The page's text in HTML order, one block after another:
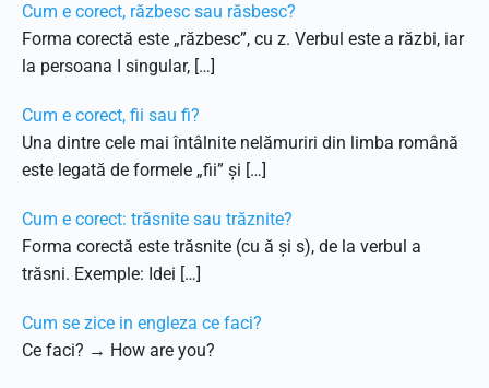
Cum e corect, răzbesc sau răsbesc?
Forma corectă este „răzbesc”, cu z. Verbul este a răzbi, iar
la persoana I singular, […]
Cum e corect, fii sau fi?
Una dintre cele mai întâlnite nelămuriri din limba română
este legată de formele „fii” și […]
Cum e corect: trăsnite sau trăznite?
Forma corectă este trăsnite (cu ă și s), de la verbul a
trăsni. Exemple: Idei […]
Cum se zice in engleza ce faci?
Ce faci? → How are you?